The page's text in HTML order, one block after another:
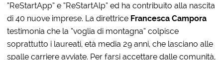
“ReStartApp” e “ReStartAlp” ed ha contribuito alla nascita
di 40 nuove imprese. La direttrice Francesca Campora
testimonia che la “voglia di montagna” colpisce
soprattutto i laureati, età media 29 anni, che lasciano alle
spalle carriere avviate. Per farsi accettare dalle comunità,